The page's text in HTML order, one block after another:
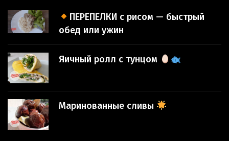
ПЕРЕПЕЛКИ с рисом — быстрый
обед или ужин
Яичный ролл с тунцом
Маринованные сливы